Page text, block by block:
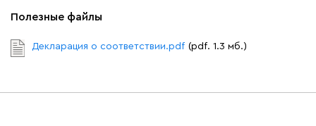
Полезные файлы
Декларация о соответствии.pdf (pdf. 1.3 мб.)